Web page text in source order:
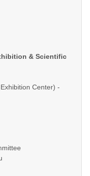
& Scientific
Center) -